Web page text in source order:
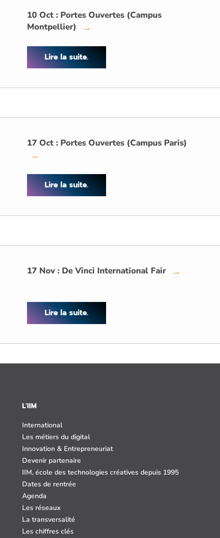
10 Oct : Portes Ouvertes (Campus
Montpellier)
→
Lire la suite.
17 Oct : Portes Ouvertes (Campus Paris)
→
Lire la suite.
17 Nov : De Vinci International Fair →
Lire la suite.
L'IIM
International
Les métiers du digital
Innovation & Entrepreneuriat
Devenir partenaire
IIM, école des technologies créatives depuis 1995
Dates de rentrée
Agenda
Les réseaux
La transversalité
Les chiffres clés